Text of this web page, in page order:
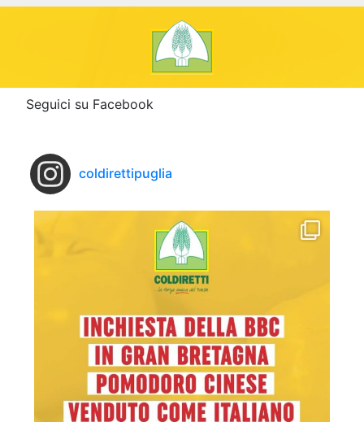
Seguici su Facebook
coldirettipuglia